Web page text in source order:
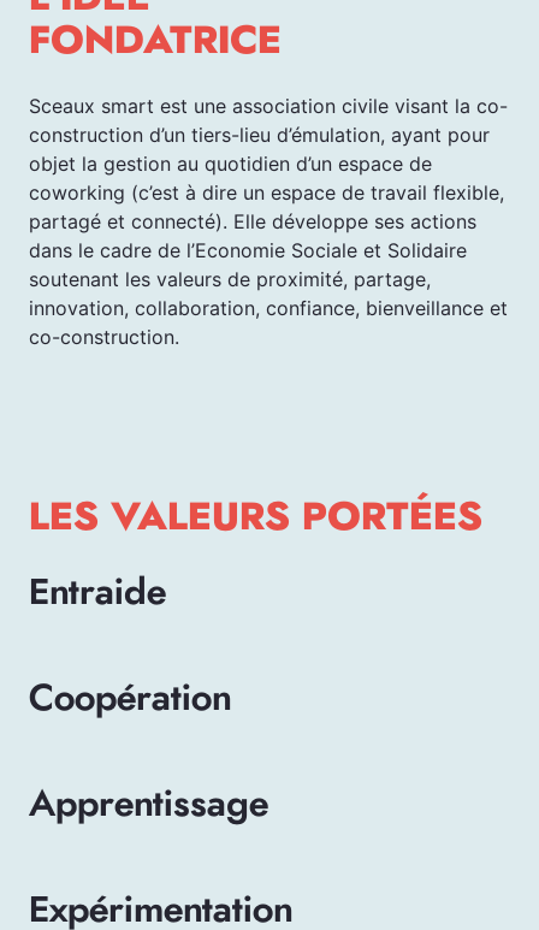
FONDATRICE
Sceaux smart est une association civile visant la co-
construction d’un tiers-lieu d’émulation, ayant pour
objet la gestion au quotidien d’un espace de
coworking (c’est à dire un espace de travail flexible,
partagé et connecté). Elle développe ses actions
dans le cadre de l’Economie Sociale et Solidaire
soutenant les valeurs de proximité, partage,
innovation, collaboration, confiance, bienveillance et
co-construction.
LES VALEURS PORTÉES
Entraide
Coopération
Apprentissage
Expérimentation